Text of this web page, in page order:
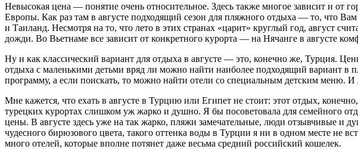
Невысокая цена — понятие очень относительное. Здесь также многое зависит и от
Европы. Как раз там в августе подходящий сезон для пляжного отдыха — то, что
и Таиланд. Несмотря на то, что лето в этих странах «царит» круглый год, август
дожди. Во Вьетнаме все зависит от конкретного курорта — на Нячанге в августе
Ну и как классический вариант для отдыха в августе — это, конечно же, Турция.
отдыха с маленькими детьми вряд ли можно найти наиболее подходящий вариант
программу, а если поискать, то можно найти отели со специальным детским меню. И
Мне кажется, что ехать в августе в Турцию или Египет не стоит: этот отдых,
турецких курортах слишком уж жарко и душно. Я бы посоветовала для семейного
цены. В августе здесь уже на так жарко, пляжи замечательные, люди отзывчивые и
чудесного бирюзового цвета, такого оттенка воды в Турции я ни в одном месте не
много отелей, которые вполне потянет даже весьма средний российский кошелек.